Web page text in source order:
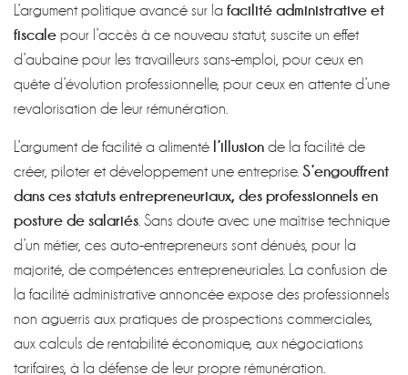
L’argument politique avancé sur la facilité administrative et
fiscale pour l’accès à ce nouveau statut, suscite un effet
d’aubaine pour les travailleurs sans-emploi, pour ceux en
quête d’évolution professionnelle, pour ceux en attente d’une
revalorisation de leur rémunération.
L’argument de facilité a alimenté l’illusion de la facilité de
créer, piloter et développement une entreprise. S’engouffrent
dans ces statuts entrepreneuriaux, des professionnels en
posture de salariés . Sans doute avec une maîtrise technique
d’un métier, ces auto-entrepreneurs sont dénués, pour la
majorité, de compétences entrepreneuriales. La confusion de
la facilité administrative annoncée expose des professionnels
non aguerris aux pratiques de prospections commerciales,
aux calculs de rentabilité économique, aux négociations
tarifaires, à la défense de leur propre rémunération.